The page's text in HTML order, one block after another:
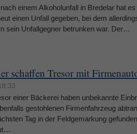
einem Alkoholunfall in Bredelar hat
einen Unfall gegeben, bei dem
sein Unfallgegner betrunken war. Der…
schaffen Tresor mit
einer Bäckerei haben unbekannte
gestohlenen Firmenfahrzeug
Tag in der Feldgemarkung